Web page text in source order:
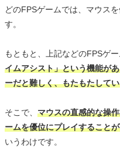
どのFPSゲームでは、マウス
す。
もともと、上記などのFPSゲー
イムアシスト」という機能が
ーだと難しく、もたもたして
そこで、 マウスの直感的な操
ームを優位にプレイすること
いうわけです。